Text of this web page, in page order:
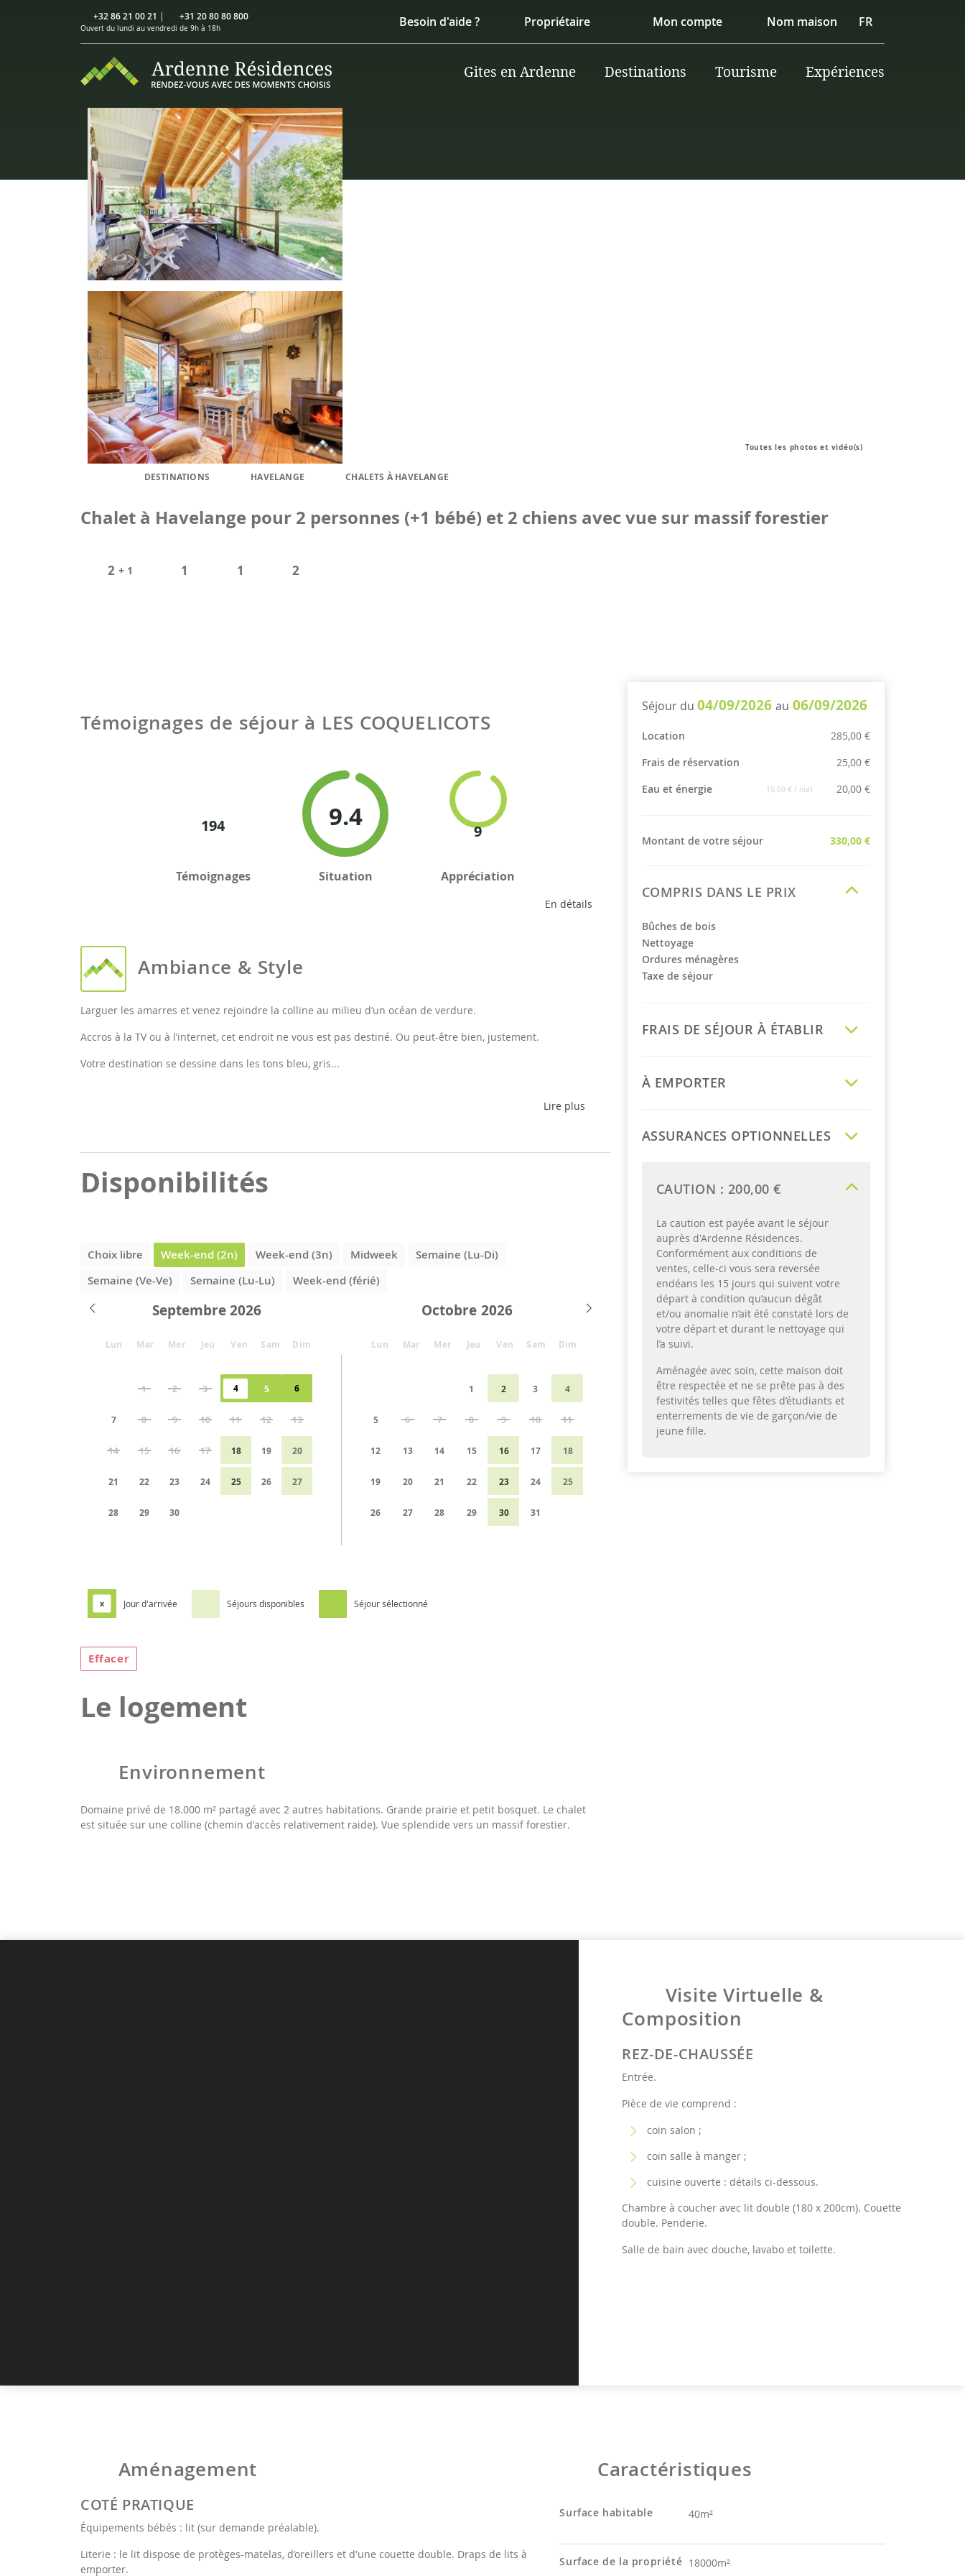
+32 86 21 00 21 | +31 20 80 80 800
Ouvert du lundi au vendredi de 9h à 18h Besoin d'aide ? Propriétaire Mon compte Nom maison FR
Gites en Ardenne Destinations Tourisme Expériences
Toutes les photos et vidéo(s)
DESTINATIONS HAVELANGE CHALETS À HAVELANGE
Chalet à Havelange pour 2 personnes (+1 bébé) et 2 chiens avec vue sur massif forestier
2 + 1 1 1 2
Témoignages de séjour à LES COQUELICOTS
194
Témoignages
9.4
Situation
9
Appréciation
En détails
Ambiance & Style
Larguer les amarres et venez rejoindre la colline au milieu d’un océan de verdure.
Accros à la TV ou à l’internet, cet endroit ne vous est pas destiné. Ou peut-être bien, justement.
Votre destination se dessine dans les tons bleu, gris...
Lire plus
Disponibilités
Choix libre Week-end (2n) Week-end (3n) Midweek
Semaine (Lu-Di)
Semaine (Ve-Ve)
Semaine (Lu-Lu) Week-end (férié)
Septembre Octobre
Lun Mar Mer Jeu Ven Sam Dim Lun Mar Mer Jeu Ven Sam Dim
1 2 3 4 5 6
7 8 9 10 11 12 13
14 15 16 17 18 19 20
21 22 23 24 25 26 27
28 29 30
1 2 3 4
5 6 7 8 9 10 11
12 13 14 15 16 17 18
19 20 21 22 23 24 25
26 27 28 29 30 31
x Jour d'arrivée Séjours disponibles Séjour sélectionné
Effacer
Séjour du 04/09/2026 au 06/09/2026
Location
285,00 €
Frais de réservation
25,00 €
Eau et énergie
10,00 € / nuit 20,00 €
Montant de votre séjour 330,00 €
COMPRIS DANS LE PRIX
Bûches de bois
Nettoyage
Ordures ménagères
Taxe de séjour
FRAIS DE SÉJOUR À ÉTABLIR
À EMPORTER
ASSURANCES OPTIONNELLES
CAUTION : 200,00 €
La caution est payée avant le séjour
auprès d'Ardenne Résidences.
Conformément aux conditions de
ventes, celle-ci vous sera reversée
endéans les 15 jours qui suivent votre
départ à condition qu’aucun dégât
et/ou anomalie n’ait été constaté lors de
votre départ et durant le nettoyage qui
l’a suivi.
Aménagée avec soin, cette maison doit
être respectée et ne se prête pas à des
festivités telles que fêtes d’étudiants et
enterrements de vie de garçon/vie de
jeune fille.
Le logement
Environnement
Domaine privé de 18.000 m² partagé avec 2 autres habitations. Grande prairie et petit bosquet. Le chalet
est située sur une colline (chemin d'accès relativement raide). Vue splendide vers un massif forestier.
Visite Virtuelle &
Composition
REZ-DE-CHAUSSÉE
Entrée.
Pièce de vie comprend :
coin salon ;
coin salle à manger ;
cuisine ouverte : détails ci-dessous.
Chambre à coucher avec lit double (180 x 200cm). Couette
double. Penderie.
Salle de bain avec douche, lavabo et toilette.
Aménagement
COTÉ PRATIQUE
Équipements bébés : lit (sur demande préalable).
Literie : le lit dispose de protèges-matelas, d’oreillers et d'une couette double. Draps de lits à
emporter.
Caractéristiques
Surface habitable 40m²
Surface de la propriété 18000m²